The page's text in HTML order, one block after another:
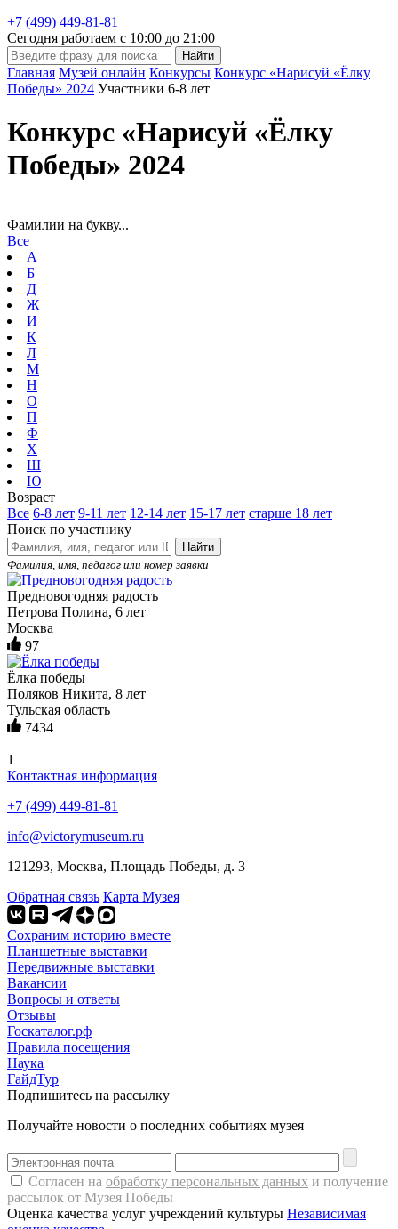
+7 (499) 449-81-81
Сегодня работаем с 10:00 до 21:00
Главная Музей онлайн Конкурсы Конкурс «Нарисуй «Ёлку
Победы» 2024 Участники 6-8 лет
Конкурс «Нарисуй «Ёлку
Победы» 2024
Фамилии на букву...
Все
А
Б
Д
Ж
И
К
Л
М
Н
О
П
Ф
Х
Ш
Ю
Возраст
Все 6-8 лет 9-11 лет 12-14 лет 15-17 лет старше 18 лет
Поиск по участнику
Найти
Фамилия, имя, педагог или номер заявки
Предновогодняя радость
Петрова Полина, 6 лет
Москва
97
Ёлка победы
Поляков Никита, 8 лет
Тульская область
7434
1
Контактная информация
+7 (499) 449-81-81
info@victorymuseum.ru
121293, Москва, Площадь Победы, д. 3
Обратная связь Карта Музея
Сохраним историю вместе
Планшетные выставки
Передвижные выставки
Вакансии
Вопросы и ответы
Отзывы
Госкаталог.рф
Правила посещения
Наука
ГайдТур
Подпишитесь на рассылку
Получайте новости о последних событиях музея
Согласен на обработку персональных данных и получение
рассылок от Музея Победы
Оценка качества услуг учреждений культуры Независимая